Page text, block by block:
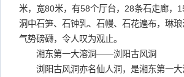
米，宽80米，有58个厅台，28条石走廊，
洞中石笋、石钟乳、石幔、石花遍布，琳
气势磅礴，令人叹为观止。
湘东第一大溶洞——浏阳古风洞
浏阳古风洞亦名仙人洞，是湘东第一大